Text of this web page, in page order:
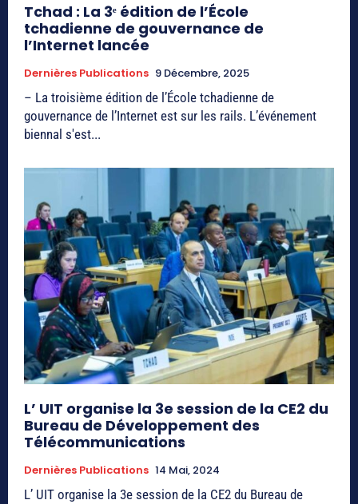
Tchad : La 3ᵉ édition de l’École
tchadienne de gouvernance de
l’Internet lancée
Dernières Publications 9 Décembre, 2025
– La troisième édition de l’École tchadienne de
gouvernance de l’Internet est sur les rails. L’événement
biennal s'est...
L’ UIT organise la 3e session de la CE2 du
Bureau de Développement des
Télécommunications
Dernières Publications 14 Mai, 2024
L’ UIT organise la 3e session de la CE2 du Bureau de